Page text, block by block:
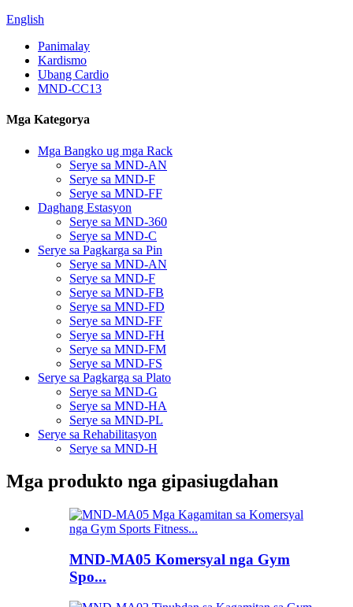
English
Panimalay
Kardismo
Ubang Cardio
MND-CC13
Mga Kategorya
Mga Bangko ug mga Rack
Serye sa MND-AN
Serye sa MND-F
Serye sa MND-FF
Daghang Estasyon
Serye sa MND-360
Serye sa MND-C
Serye sa Pagkarga sa Pin
Serye sa MND-AN
Serye sa MND-F
Serye sa MND-FB
Serye sa MND-FD
Serye sa MND-FF
Serye sa MND-FH
Serye sa MND-FM
Serye sa MND-FS
Serye sa Pagkarga sa Plato
Serye sa MND-G
Serye sa MND-HA
Serye sa MND-PL
Serye sa Rehabilitasyon
Serye sa MND-H
Mga produkto nga gipasiugdahan
MND-MA05 Komersyal nga Gym
Spo...